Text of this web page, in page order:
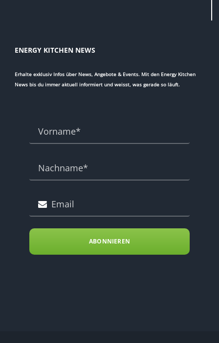
ENERGY KITCHEN NEWS
Erhalte exklusiv Infos über News, Angebote & Events. Mit den Energy Kitchen
News bis du immer aktuell informiert und weisst, was gerade so läuft.
ABONNIEREN